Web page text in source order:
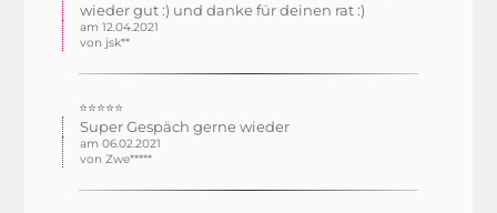
wieder gut :) und danke für deinen rat :)
am 12.04.2021
von jsk**
⭐⭐⭐⭐⭐
Super Gespäch gerne wieder
am 06.02.2021
von Zwe*****